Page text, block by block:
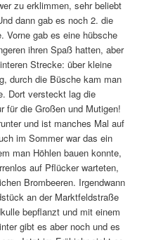
zu erklimmen, sehr beliebt
dann gab es noch 2. die
Vorne gab es eine hübsche
ihren Spaß hatten, aber
Strecke: über kleine
durch die Büsche kam man
Dort versteckt lag die
für die Großen und Mutigen!
und ist manches Mal auf
im Sommer war das ein
man Höhlen bauen konnte,
auf Pflücker warteten,
Brombeeren. Irgendwann
an der Marktfeldstraße
bepflanzt und mit einem
gibt es aber noch und es